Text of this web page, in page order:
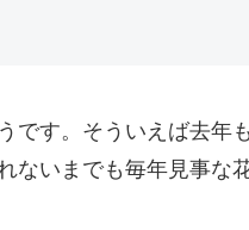
す。そういえば去
いまでも毎年見事な